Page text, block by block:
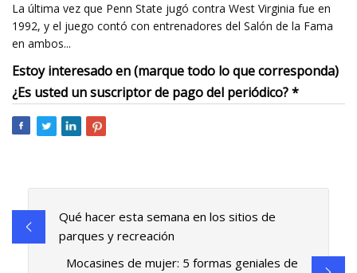
La última vez que Penn State jugó contra West Virginia fue en
1992, y el juego contó con entrenadores del Salón de la Fama
en ambos...
Estoy interesado en (marque todo lo que corresponda)
¿Es usted un suscriptor de pago del periódico? *
Qué hacer esta semana en los sitios de
parques y recreación
Mocasines de mujer: 5 formas geniales de